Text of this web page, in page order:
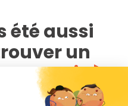
été aussi
un
portrait à